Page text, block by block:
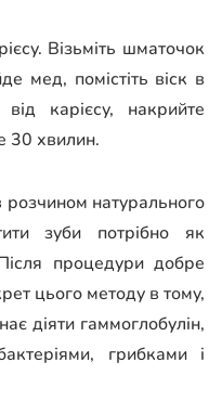
Візьміть шматочок
мед, помістіть віск в
карієсу, накрийте
30 хвилин.
розчином натурального
зуби потрібно як
процедури добре
цього методу в тому,
діяти гаммоглобулін,
грибками і